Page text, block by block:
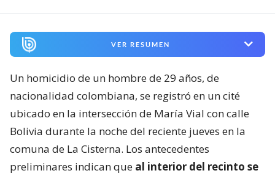
VER RESUMEN
Un homicidio de un hombre de 29 años, de
nacionalidad colombiana, se registró en un cité
ubicado en la intersección de María Vial con calle
Bolivia durante la noche del reciente jueves en la
comuna de La Cisterna. Los antecedentes
preliminares indican que al interior del recinto se